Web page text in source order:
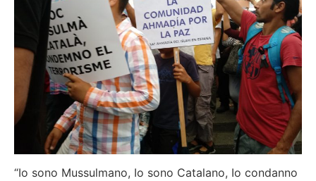
“Io sono Mussulmano, Io sono Catalano, Io condanno